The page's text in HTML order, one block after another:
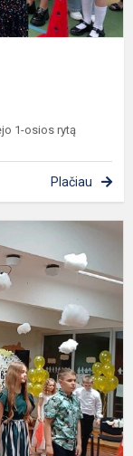
1-osios rytą
Plačiau